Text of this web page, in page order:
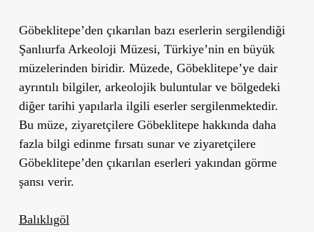
Göbeklitepe’den çıkarılan bazı eserlerin sergilendiği
Şanlıurfa Arkeoloji Müzesi, Türkiye’nin en büyük
müzelerinden biridir. Müzede, Göbeklitepe’ye dair
ayrıntılı bilgiler, arkeolojik buluntular ve bölgedeki
diğer tarihi yapılarla ilgili eserler sergilenmektedir.
Bu müze, ziyaretçilere Göbeklitepe hakkında daha
fazla bilgi edinme fırsatı sunar ve ziyaretçilere
Göbeklitepe’den çıkarılan eserleri yakından görme
şansı verir.
Balıklıgöl